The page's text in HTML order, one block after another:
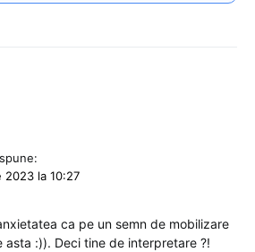
spune:
2023 la 10:27
ca pe un semn de mobilizare
asta :)). Deci tine de interpretare ?!